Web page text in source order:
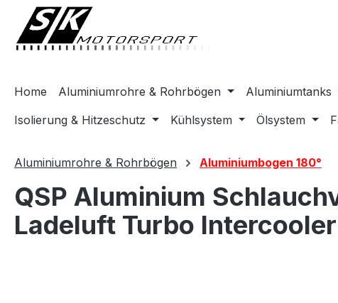
Zur Hauptnavigation springen
Home Aluminiumrohre & Rohrbögen Aluminiumtanks
Isolierung & Hitzeschutz
Kühlsystem Ölsystem
Aluminiumrohre & Rohrbögen Aluminiumbogen 180°
QSP Aluminium
Ladeluft Turbo Intercooler